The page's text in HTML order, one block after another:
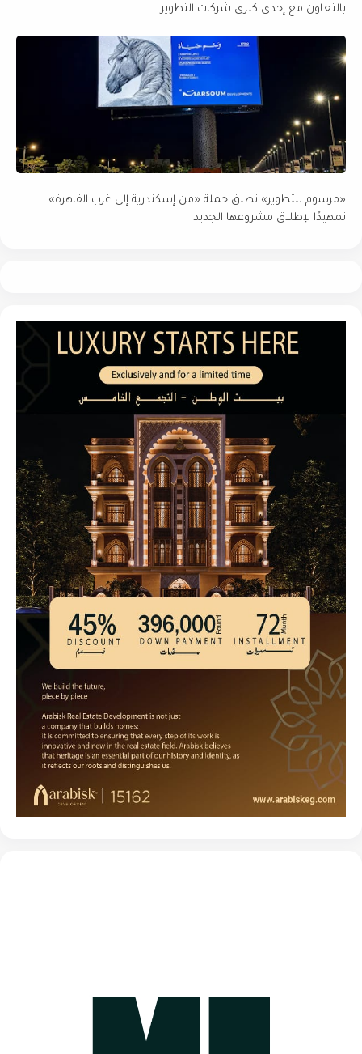
بالتعاون مع إحدى كبرى شركات التطوير
«مرسوم للتطوير» تطلق حملة «من إسكندرية إلى غرب القاهرة»
تمهيدًا لإطلاق مشروعها الجديد